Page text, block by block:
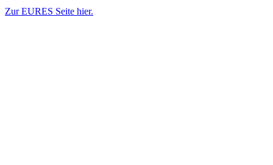
Zur EURES Seite hier.